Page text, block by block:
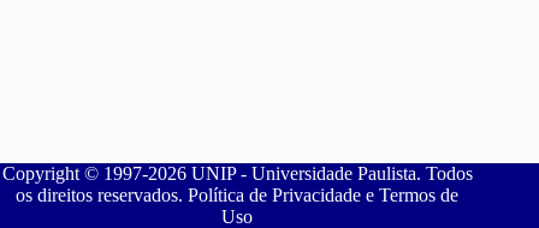
Copyright © 1997-2026 UNIP - Universidade Paulista. Todos
os direitos reservados. Política de Privacidade e Termos de
Uso